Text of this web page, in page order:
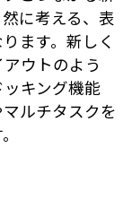
に考える、表
ます。新しく
ウトのよう
キング機能
ルチタスクを